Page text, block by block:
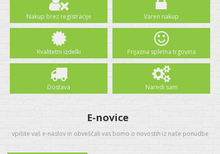
Nakup brez registracije Varen nakup
Kvalitetni izdelki Prijazna spletna trgovina
Dostava Naredi sam
E-novice
vpišite vaš e-naslov in obveščali vas bomo o novostih iz naše ponudbe